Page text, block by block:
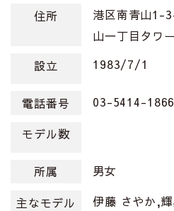
住所
港区南青山1-
山一丁目タワ
設立
1983/7/1
電話番号
03-5414-1866
モデル数
所属
男女
主なモデル 伊藤 さやか,